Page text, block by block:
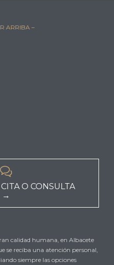
ARRIBA –

O CONSULTA
→
calidad humana, en Albacete
se reciba una atención personal,
siempre las opciones